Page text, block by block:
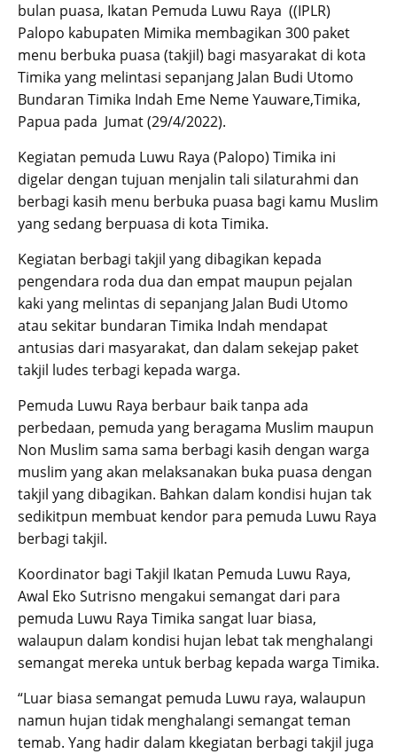
bulan puasa, Ikatan Pemuda Luwu Raya ((IPLR)
Palopo kabupaten Mimika membagikan 300 paket
menu berbuka puasa (takjil) bagi masyarakat di kota
Timika yang melintasi sepanjang Jalan Budi Utomo
Bundaran Timika Indah Eme Neme Yauware,Timika,
Papua pada Jumat (29/4/2022).
Kegiatan pemuda Luwu Raya (Palopo) Timika ini
digelar dengan tujuan menjalin tali silaturahmi dan
berbagi kasih menu berbuka puasa bagi kamu Muslim
yang sedang berpuasa di kota Timika.
Kegiatan berbagi takjil yang dibagikan kepada
pengendara roda dua dan empat maupun pejalan
kaki yang melintas di sepanjang Jalan Budi Utomo
atau sekitar bundaran Timika Indah mendapat
antusias dari masyarakat, dan dalam sekejap paket
takjil ludes terbagi kepada warga.
Pemuda Luwu Raya berbaur baik tanpa ada
perbedaan, pemuda yang beragama Muslim maupun
Non Muslim sama sama berbagi kasih dengan warga
muslim yang akan melaksanakan buka puasa dengan
takjil yang dibagikan. Bahkan dalam kondisi hujan tak
sedikitpun membuat kendor para pemuda Luwu Raya
berbagi takjil.
Koordinator bagi Takjil Ikatan Pemuda Luwu Raya,
Awal Eko Sutrisno mengakui semangat dari para
pemuda Luwu Raya Timika sangat luar biasa,
walaupun dalam kondisi hujan lebat tak menghalangi
semangat mereka untuk berbag kepada warga Timika.
“Luar biasa semangat pemuda Luwu raya, walaupun
namun hujan tidak menghalangi semangat teman
temab. Yang hadir dalam kkegiatan berbagi takjil juga